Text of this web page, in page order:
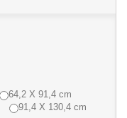
64,2 X 91,4 cm
91,4 X 130,4 cm